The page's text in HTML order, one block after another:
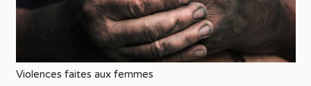
Violences faites aux femmes